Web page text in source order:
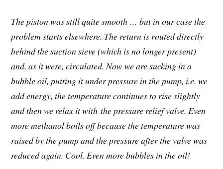
The piston was still quite smooth … but in our case the
problem starts elsewhere. The return is routed directly
behind the suction sieve (which is no longer present)
and, as it were, circulated. Now we are sucking in a
bubble oil, putting it under pressure in the pump, i.e. we
add energy, the temperature continues to rise slightly
and then we relax it with the pressure relief valve. Even
more methanol boils off because the temperature was
raised by the pump and the pressure after the valve was
reduced again. Cool. Even more bubbles in the oil!